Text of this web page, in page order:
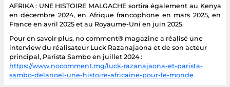
AFRIKA : UNE HISTOIRE MALGACHE sortira également au Kenya
en décembre 2024, en Afrique francophone en mars 2025, en
France en avril 2025 et au Royaume-Uni en juin 2025.
Pour en savoir plus, no comment® magazine a réalisé une
interview du réalisateur Luck Razanajaona et de son acteur
principal, Parista Sambo en juillet 2024 :
https://www.nocomment.mg/luck-razanajaona-et-parista-
sambo-delanoel-une-histoire-africaine-pour-le-monde